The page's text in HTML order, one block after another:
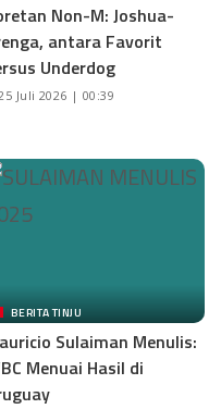
Non-M: Joshua-
antara Favorit
Underdog
Juli 2026 | 00:39
BERITA TINJU
Sulaiman Menulis:
Menuai Hasil di